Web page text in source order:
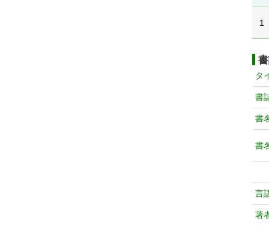
1
タ
書
書
書
言
著